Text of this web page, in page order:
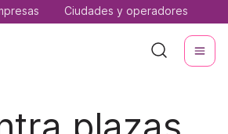
Ciudades y operadores
Ciudades y operadores